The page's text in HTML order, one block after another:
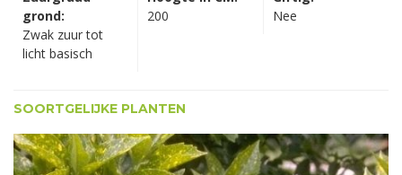
grond:
Zwak zuur tot
licht basisch
200
Nee
SOORTGELIJKE PLANTEN